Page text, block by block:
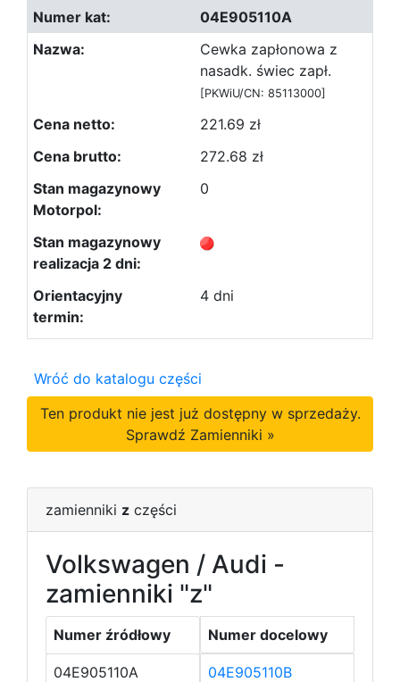
04E905110A
Cewka zapłonowa z
nasadk. świec zapł.
[PKWiU/CN: 85113000]
221.69 zł
272.68 zł
0
4 dni
Wróć do katalogu części
Ten produkt nie jest już dostępny w sprzedaży.
Sprawdź Zamienniki »
zamienniki z części
Volkswagen / Audi -
zamienniki "z"
Numer źródłowy Numer docelowy
04E905110A 04E905110B